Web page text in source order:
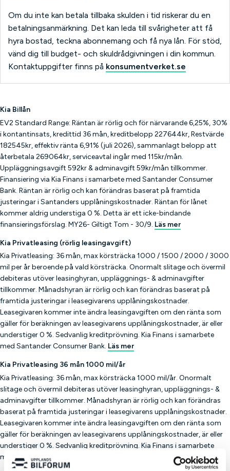
Om du inte kan betala tillbaka skulden i tid riskerar du en
betalningsanmärkning. Det kan leda till svårigheter att få
hyra bostad, teckna abonnemang och få nya lån. För stöd,
vänd dig till budget- och skuldrådgivningen i din kommun.
Kontaktuppgifter finns på konsumentverket.se
Kia Billån
EV2 Standard Range: Räntan är rörlig och för närvarande 6,25%, 30%
i kontantinsats, kredittid 36 mån, kreditbelopp 227644kr, Restvärde
182545kr, effektiv ränta 6,91% (juli 2026), sammanlagt belopp att
återbetala 269064kr, serviceavtal ingår med 115kr/mån.
Uppläggningsavgift 592kr & adminavgift 59kr/mån tillkommer.
Finansiering via Kia Finans i samarbete med Santander Consumer
Bank. Räntan är rörlig och kan förändras baserat på framtida
justeringar i Santanders upplåningskostnader. Räntan för lånet
kommer aldrig understiga 0 %. Detta är ett icke-bindande
finansieringsförslag. MY26- Giltigt Tom - 30/9. Läs mer
Kia Privatleasing (rörlig leasingavgift)
Kia Privatleasing: 36 mån, max körsträcka 1000 / 1500 / 2000 / 3000
mil per år beroende på vald körsträcka. Onormalt slitage och övermil
debiteras utöver leasinghyran, uppläggnings- & adminavgifter
tillkommer. Månadshyran är rörlig och kan förändras baserat på
framtida justeringar i leasegivarens upplåningskostnader.
Leasegivaren kommer inte ändra leasingavgiften om den ränta som
gäller för beräkningen av leasegivarens upplåningskostnader, är eller
understiger 0 %. Sedvanlig kreditprövning. Kia Finans i samarbete
med Santander Consumer Bank. Läs mer
Kia Privatleasing 36 mån 1000 mil/år
Kia Privatleasing: 36 mån, max körsträcka 1000 mil/år. Onormalt
slitage och övermil debiteras utöver leasinghyran, uppläggnings- &
adminavgifter tillkommer. Månadshyran är rörlig och kan förändras
baserat på framtida justeringar i leasegivarens upplåningskostnader.
Leasegivaren kommer inte ändra leasingavgiften om den ränta som
gäller för beräkningen av leasegivarens upplåningskostnader, är eller
understiger 0 %. Sedvanlig kreditprövning. Kia Finans i samarbete
med Santander Consumer Bank.